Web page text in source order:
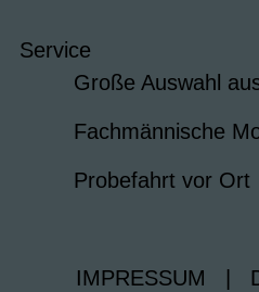
Service
Große Auswahl
Fachmännische
Probefahrt vor Ort
IMPRESSUM